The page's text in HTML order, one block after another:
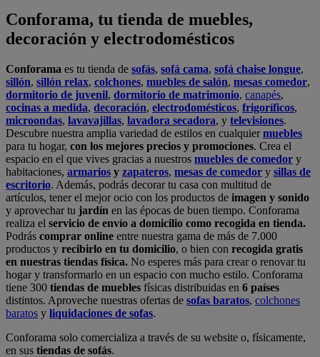
Conforama, tu tienda de muebles,
decoración y electrodomésticos
Conforama es tu tienda de sofás, sofá cama, sofá chaise longue,
sillón, sillón relax, colchones, muebles de salón, mesas comedor,
dormitorio de juvenil, dormitorio de matrimonio, canapés,
cocinas a medida, decoración, electrodomésticos, frigoríficos,
microondas, lavavajillas, lavadora secadora, y televisiones.
Descubre nuestra amplia variedad de estilos en cualquiermuebles
para tu hogar, con los mejores precios y promociones. Crea el
espacio en el que vives gracias a nuestros muebles de comedor y
habitaciones, armarios y zapateros, mesas de comedor y sillas de
escritorio. Además, podrás decorar tu casa con multitud de
artículos, tener el mejor ocio con los productos de imagen y sonido
y aprovechar tu jardín en las épocas de buen tiempo. Conforama
realiza el servicio de envío a domicilio como recogida en tienda.
Podrás comprar online entre nuestra gama de más de 7.000
productos y recibirlo en tu domicilio, o bien con recogida gratis
en nuestras tiendas física. No esperes más para crear o renovar tu
hogar y transformarlo en un espacio con mucho estilo. Conforama
tiene 300 tiendas de muebles físicas distribuidas en 6 países
distintos. Aproveche nuestras ofertas de sofas baratos, colchones
baratos y liquidaciones de sofas.
Conforama solo comercializa a través de su website o, físicamente,
en sus tiendas de sofás.